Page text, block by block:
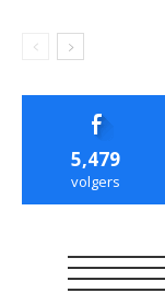
5,479
volgers